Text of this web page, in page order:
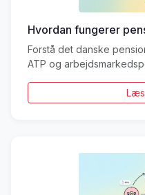
Hvordan fungerer
Forstå det danske
ATP og